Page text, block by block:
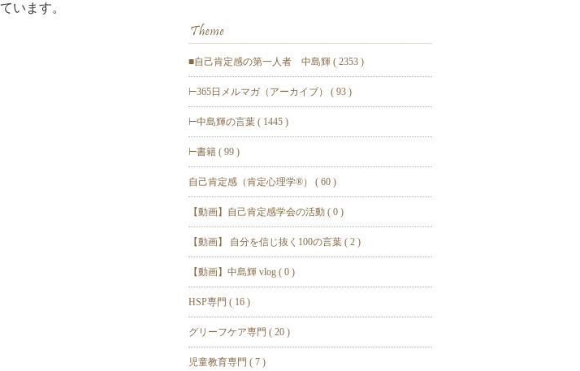
います。
■自己肯定感の第一人者 中島輝 ( 2353 )
⊢365日メルマガ（アーカイブ） ( 93 )
⊢中島輝の言葉 ( 1445 )
⊢書籍 ( 99 )
自己肯定感（肯定心理学®️） ( 60 )
【動画】自己肯定感学会の活動 ( 0 )
【動画】 自分を信じ抜く100の言葉 ( 2 )
【動画】中島輝 vlog ( 0 )
HSP専門 ( 16 )
グリーフケア専門 ( 20 )
児童教育専門 ( 7 )